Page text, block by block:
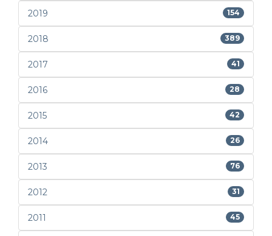
2019 154
2018 389
2017 41
2016 28
2015 42
2014 26
2013 76
2012 31
2011 45